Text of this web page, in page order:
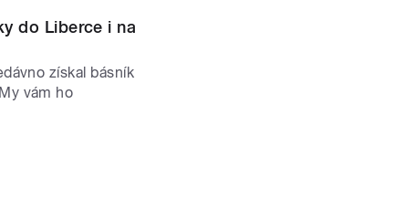
do Liberce i na
získal básník
vám ho